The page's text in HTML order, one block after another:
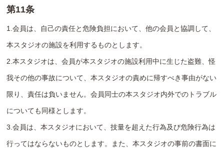
第11条
1.会員は、自己の責任と危険負担において、他の会員と協調して、
本スタジオの施設を利用するものとします。
2.本スタジオは、会員が本スタジオの施設利用中に生じた盗難、怪
我その他の事故について、本スタジオの責めに帰すべき事由がない
限り、責任は負いません。会員同士の本スタジオ内外でのトラブル
についても同様とします。
3.会員は、本スタジオにおいて、技量を超えた行為及び危険行為は
行ってはならないものとします。また、本スタジオの事前の書面に